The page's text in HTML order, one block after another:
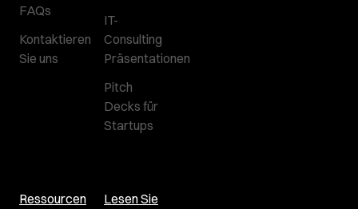
FAQs
Kontaktieren
Sie uns
IT-
Consulting
Präsentationen
Pitch
Decks für
Startups
Ressourcen
Lesen Sie